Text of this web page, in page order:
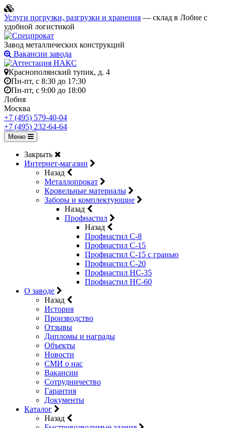
Услуги погрузки, разгрузки и хранения — склад в Лобне с
удобной логистикой
Завод металлических конструкций
Вакансии завода
Краснополянский тупик, д. 4
Пн-пт, с 8:30 до 17:30
Пн-пт, с 9:00 до 18:00
Лобня
Москва
+7 (495) 579-40-04
+7 (495) 232-64-64
Меню
Закрыть
Интернет-магазин
Назад
Металлопрокат
Кровельные материалы
Заборы и комплектующие
Назад
Профнастил
Назад
Профнастил С-8
Профнастил С-15
Профнастил C-15 с гранью
Профнастил C-20
Профнастил НС-35
Профнастил НС-60
О заводе
Назад
История
Производство
Отзывы
Дипломы и награды
Объекты
Новости
СМИ о нас
Вакансии
Сотрудничество
Гарантия
Документы
Каталог
Назад